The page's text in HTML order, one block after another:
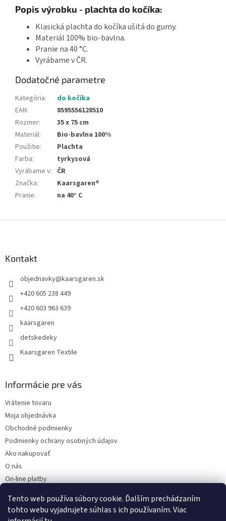
Tento web používa súbory cookie. Ďalším prechádzaním
tohto webu vyjadrujete súhlas s ich používaním. Viac
Popis výrobku - plachta do kočíka:
Klasická plachta do kočíka ušitá do gumy.
Materiál 100% bio-bavlna.
Pranie na 40 °C.
Vyrábame v ČR.
Dodatočné parametre
Kategória:
do kočíka
EAN:
8595556128510
Rozmer:
35 x 75 cm
Materiál:
Bio-bavlna 100%
Použitie:
Plachta
Farba:
tyrkysová
Vyrábame v: ČR
Značka:
Kaarsgaren®
Pranie: na 40° C
Kontakt
objednavky@kaarsgaren.sk
+420 605 238 449
+420 603 963 639
kaarsgaren
detskedeky
Kaarsgaren Textile
Informácie pre vás
Vrátenie tovaru
Moja objednávka
Obchodné podmienky
Podmienky ochrany osobných údajov
Ako nakupovať
O nás
On-line platby
Čo dať do kočíka v zime?